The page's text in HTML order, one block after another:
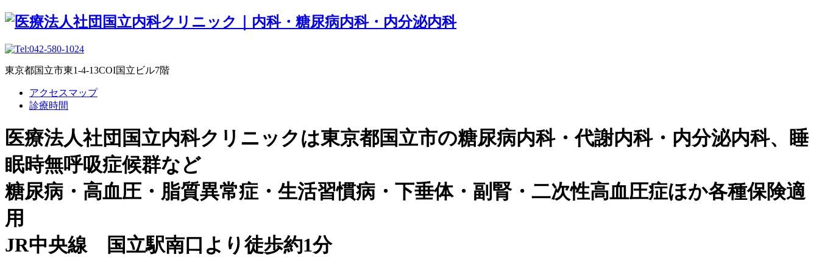
東京都国立市東1-4-13COI国立ビル7階
アクセスマップ
診療時間
医療法人社団国立内科クリニックは東京都国立市の糖尿病内科・代謝内科・内分泌内科、睡
眠時無呼吸症候群など
糖尿病・高血圧・脂質異常症・生活習慣病・下垂体・副腎・二次性高血圧症ほか各種保険適
用
JR中央線 国立駅南口より徒歩約1分